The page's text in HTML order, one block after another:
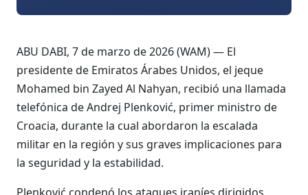
ABU DABI, 7 de marzo de 2026 (WAM) — El
presidente de Emiratos Árabes Unidos, el jeque
Mohamed bin Zayed Al Nahyan, recibió una llamada
telefónica de Andrej Plenković, primer ministro de
Croacia, durante la cual abordaron la escalada
militar en la región y sus graves implicaciones para
la seguridad y la estabilidad.